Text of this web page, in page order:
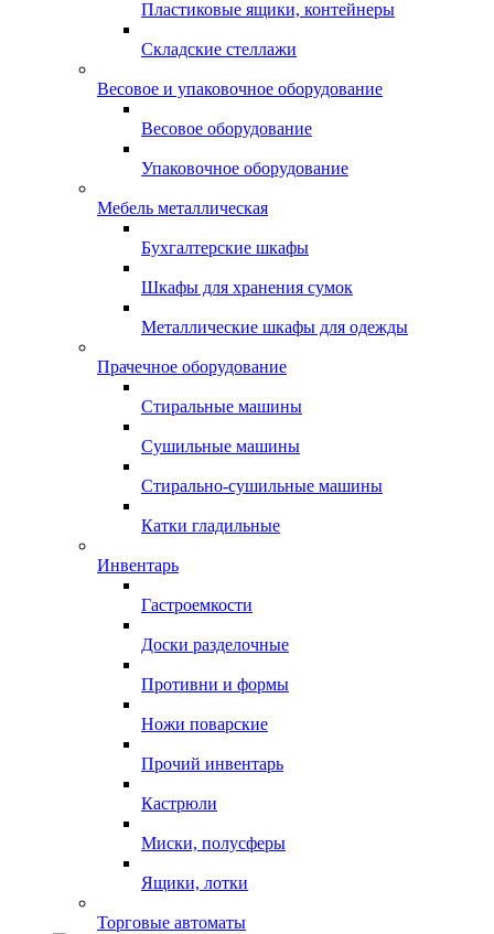
Пластиковые ящики, контейнеры
Складские стеллажи
Весовое и упаковочное оборудование
Весовое оборудование
Упаковочное оборудование
Мебель металлическая
Бухгалтерские шкафы
Шкафы для хранения сумок
Металлические шкафы для одежды
Прачечное оборудование
Стиральные машины
Сушильные машины
Стирально-сушильные машины
Катки гладильные
Инвентарь
Гастроемкости
Доски разделочные
Противни и формы
Ножи поварские
Прочий инвентарь
Кастрюли
Миски, полусферы
Ящики, лотки
Торговые автоматы